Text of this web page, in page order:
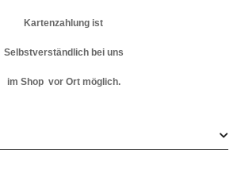
Kartenzahlung ist
Selbstverständlich bei uns
im Shop vor Ort möglich.